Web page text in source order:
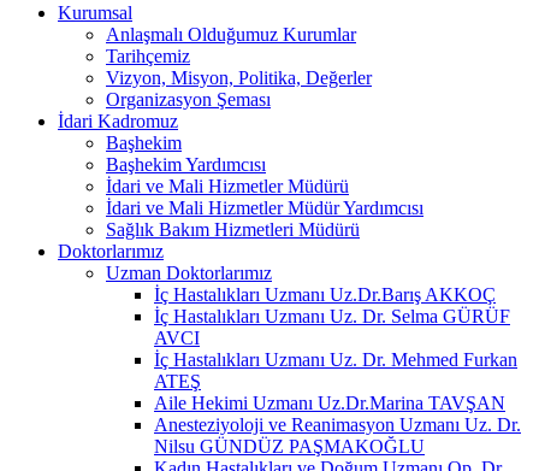
Kurumsal
Anlaşmalı Olduğumuz Kurumlar
Tarihçemiz
Vizyon, Misyon, Politika, Değerler
Organizasyon Şeması
İdari Kadromuz
Başhekim
Başhekim Yardımcısı
İdari ve Mali Hizmetler Müdürü
İdari ve Mali Hizmetler Müdür Yardımcısı
Sağlık Bakım Hizmetleri Müdürü
Doktorlarımız
Uzman Doktorlarımız
İç Hastalıkları Uzmanı Uz.Dr.Barış AKKOÇ
İç Hastalıkları Uzmanı Uz. Dr. Selma GÜRÜF
AVCI
İç Hastalıkları Uzmanı Uz. Dr. Mehmed Furkan
ATEŞ
Aile Hekimi Uzmanı Uz.Dr.Marina TAVŞAN
Anesteziyoloji ve Reanimasyon Uzmanı Uz. Dr.
Nilsu GÜNDÜZ PAŞMAKOĞLU